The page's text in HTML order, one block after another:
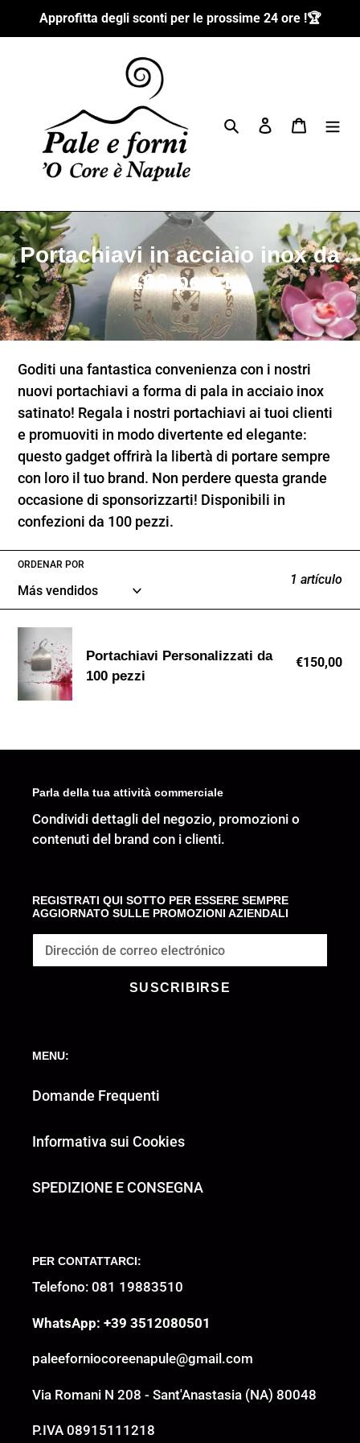
Approfitta degli sconti per le prossime 24 ore !🏆
Buscar IngresarCarrito
C
o
l
e
c
c
i
ó
n
:
Portachiavi in acciaio inox da
100 pezzi
Goditi una fantastica convenienza con i nostri
nuovi portachiavi a forma di pala in acciaio inox
satinato! Regala i nostri portachiavi ai tuoi clienti
e promuoviti in modo divertente ed elegante:
questo gadget offrirà la libertà di portare sempre
con loro il tuo brand. Non perdere questa grande
occasione di sponsorizzarti! Disponibili in
confezioni da 100 pezzi.
ORDENAR POR
1 artículo
Portachiavi
Personalizzati
da
100
Portachiavi Personalizzati da
100 pezzi
€150,00
Parla della tua attività commerciale
Condividi dettagli del negozio, promozioni o
contenuti del brand con i clienti.
REGISTRATI QUI SOTTO PER ESSERE SEMPRE
AGGIORNATO SULLE PROMOZIONI AZIENDALI
SUSCRIBIRSE
MENU:
Domande Frequenti
Informativa sui Cookies
SPEDIZIONE E CONSEGNA
PER CONTATTARCI:
Telefono: 081 19883510
WhatsApp: +39 3512080501
paleeforniocoreenapule@gmail.com
Via Romani N 208 - Sant'Anastasia (NA) 80048
P.IVA 08915111218